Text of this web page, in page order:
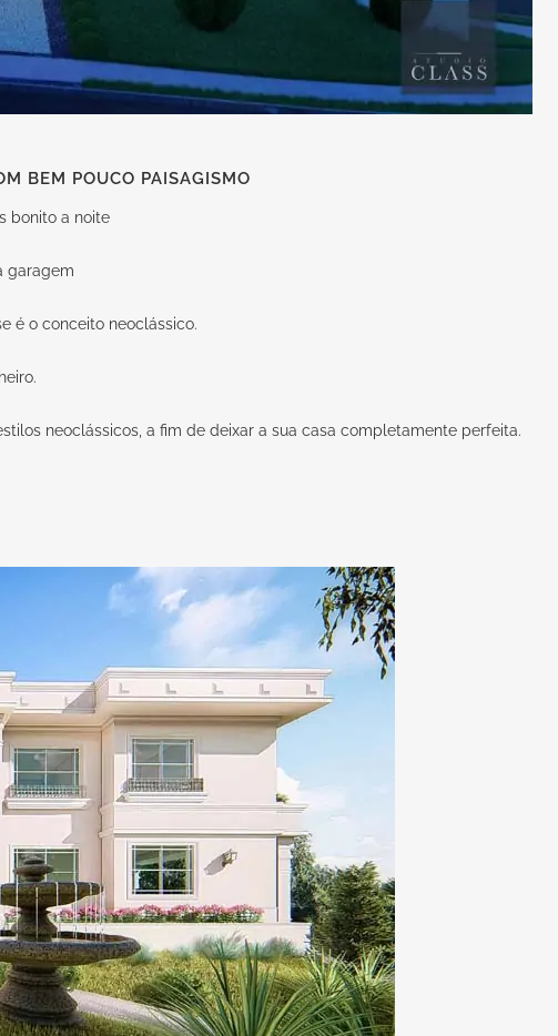
BEM POUCO PAISAGISMO
bonito a noite
garagem
é o conceito neoclássico.
neoclássicos, a fim de deixar a sua casa completamente perfeita.